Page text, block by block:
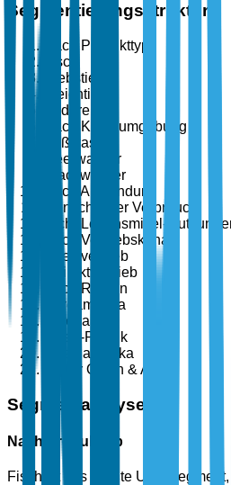
Segmentierungsstruktur
Nach Produkttyp
Fisch
Krebstiere
Weichtiere
Andere
Nach Kulturumgebung
Süßwasser
Meerwasser
Brackwasser
Nach Anwendung
Menschlicher Verbrauch
Nicht-Lebensmittel-Nutzungen
Nach Vertriebskanal
Direktvertrieb
Indirektvertrieb
Nach Region
Nordamerika
Europa
Asien-Pazifik
Lateinamerika
Naher Osten & Afrika
Segmentanalyse
Nach Produkttyp
Fisch ist das größte